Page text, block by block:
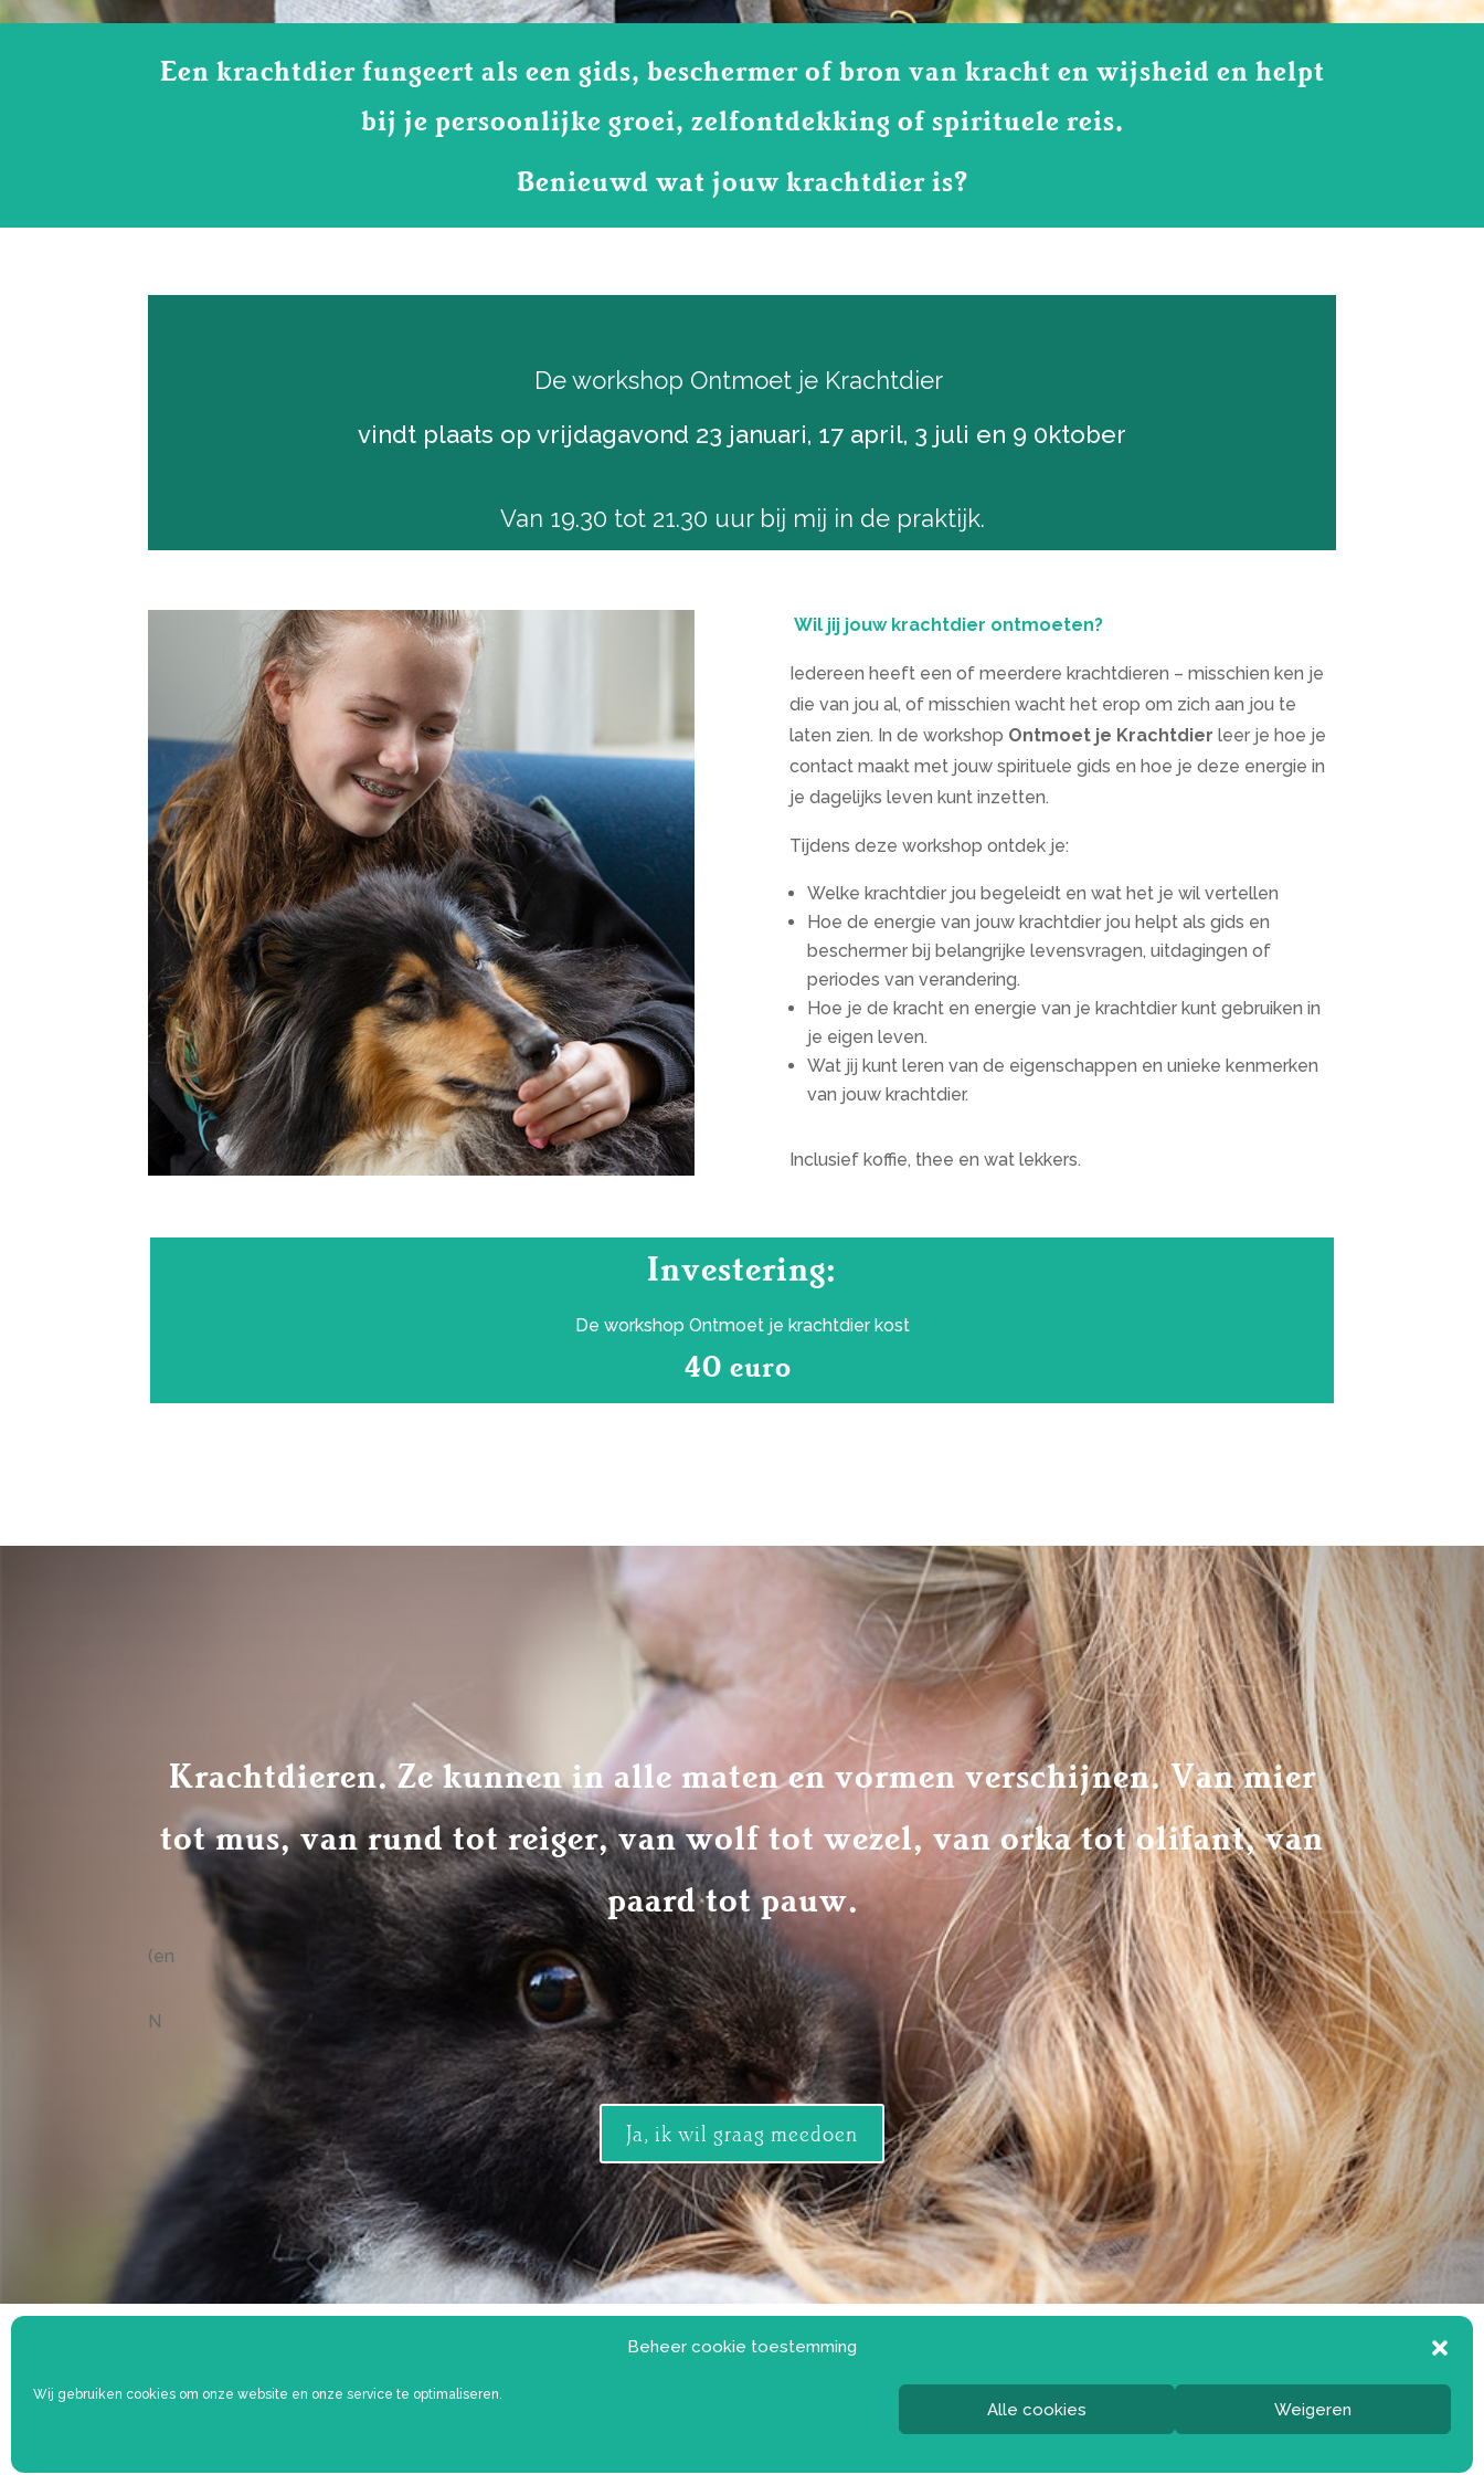
Beheer cookie toestemming
Wij gebruiken cookies om onze website en onze service te optimaliseren.
Alle cookies Weigeren
Een krachtdier fungeert als een gids, beschermer of bron van kracht en wijsheid en helpt
bij je persoonlijke groei, zelfontdekking of spirituele reis.
Benieuwd wat jouw krachtdier is?
De workshop Ontmoet je Krachtdier
vindt plaats op vrijdagavond 23 januari, 17 april, 3 juli en 9 0ktober
Van 19.30 tot 21.30 uur bij mij in de praktijk.
Wil jij jouw krachtdier ontmoeten?
Iedereen heeft een of meerdere krachtdieren – misschien ken je
die van jou al, of misschien wacht het erop om zich aan jou te
laten zien. In de workshop Ontmoet je Krachtdier leer je hoe je
contact maakt met jouw spirituele gids en hoe je deze energie in
je dagelijks leven kunt inzetten.
Tijdens deze workshop ontdek je:
Welke krachtdier jou begeleidt en wat het je wil vertellen
Hoe de energie van jouw krachtdier jou helpt als gids en
beschermer bij belangrijke levensvragen, uitdagingen of
periodes van verandering.
Hoe je de kracht en energie van je krachtdier kunt gebruiken in
je eigen leven.
Wat jij kunt leren van de eigenschappen en unieke kenmerken
van jouw krachtdier.
Inclusief koffie, thee en wat lekkers.
Investering:
De workshop Ontmoet je krachtdier kost
40 euro
Krachtdieren. Ze kunnen in alle maten en vormen verschijnen. Van mier
tot mus, van rund tot reiger, van wolf tot wezel, van orka tot olifant, van
paard tot pauw.
(en
N
Ja, ik wil graag meedoen